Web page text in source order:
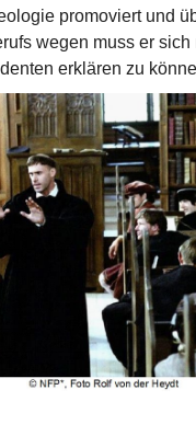
promoviert und
wegen muss er
erklären zu